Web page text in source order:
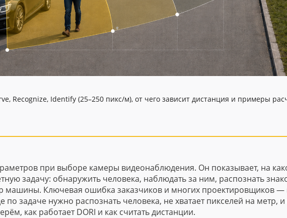
Recognize, Identify (25–250 пикс/м), от чего зависит дистанция и примеры
при выборе камеры видеонаблюдения. Он показывает, на
задачу: обнаружить человека, наблюдать за ним, распознать
машины. Ключевая ошибка заказчиков и многих проектировщиков —
по задаче нужно распознать человека, не хватает пикселей на метр,
как работает DORI и как считать дистанции.